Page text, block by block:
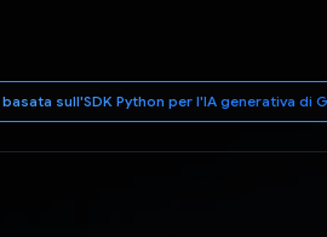
sull'SDK Python per l'IA generativa di